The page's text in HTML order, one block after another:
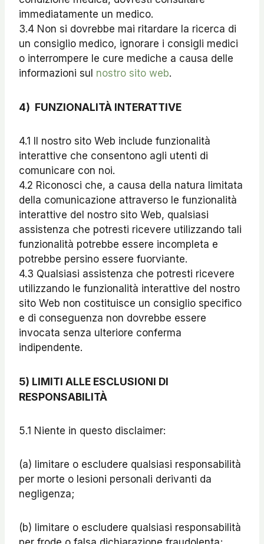
immediatamente un medico.
3.4 Non si dovrebbe mai ritardare la ricerca di
un consiglio medico, ignorare i consigli medici
o interrompere le cure mediche a causa delle
informazioni sul nostro sito web.
4) FUNZIONALITÀ INTERATTIVE
4.1 Il nostro sito Web include funzionalità
interattive che consentono agli utenti di
comunicare con noi.
4.2 Riconosci che, a causa della natura limitata
della comunicazione attraverso le funzionalità
interattive del nostro sito Web, qualsiasi
assistenza che potresti ricevere utilizzando tali
funzionalità potrebbe essere incompleta e
potrebbe persino essere fuorviante.
4.3 Qualsiasi assistenza che potresti ricevere
utilizzando le funzionalità interattive del nostro
sito Web non costituisce un consiglio specifico
e di conseguenza non dovrebbe essere
invocata senza ulteriore conferma
indipendente.
5) LIMITI ALLE ESCLUSIONI DI
RESPONSABILITÀ
5.1 Niente in questo disclaimer:
(a) limitare o escludere qualsiasi responsabilità
per morte o lesioni personali derivanti da
negligenza;
(b) limitare o escludere qualsiasi responsabilità